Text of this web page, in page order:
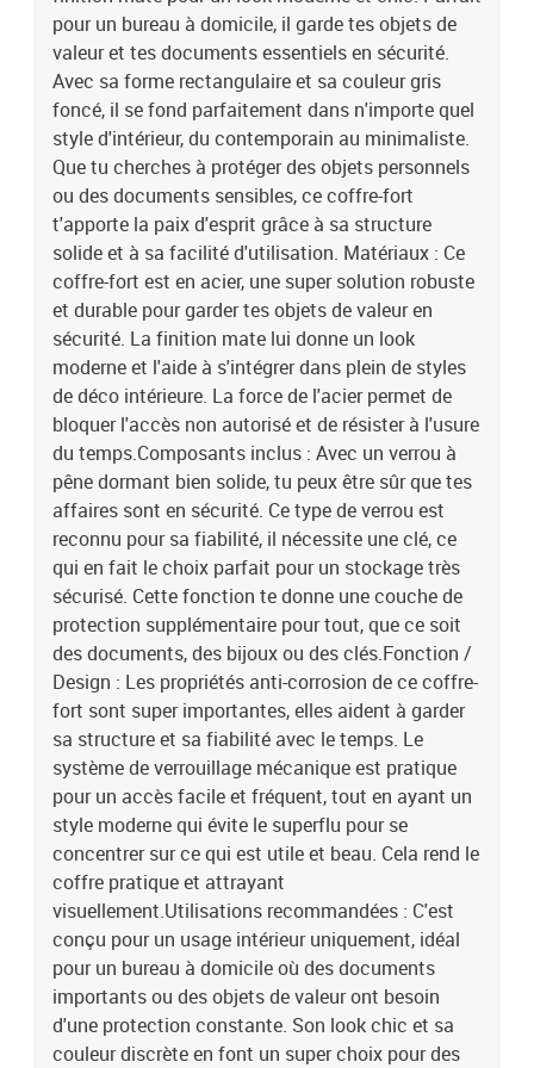
système de verrouillage pour que ça fonctionne bien et prolonger
la vie du coffre. Ça aide aussi à garder son aspect et sa structure.
Couleur: Gris foncéMatériau: AcierDimensions globales: 35 x 25 x
25 cm (L x l x H)Poids: 6,34 kgDurableRésistant à laSerrure
mécanique fiableStockage intelligent et installation facileProtège
tes objets de valeur partoutAvec 1 verrou à pêne dormantUsage
intérieur uniquementContenant de la livraison:1 x coffre-fort2 x
clé4 x boulon de fixation1 x tapis grisEAN: 8721288623805SKU:
42011315Brand: vidaXL
pour un bureau à domicile, il garde tes objets de
valeur et tes documents essentiels en sécurité.
Avec sa forme rectangulaire et sa couleur gris
foncé, il se fond parfaitement dans n'importe quel
style d'intérieur, du contemporain au minimaliste.
Que tu cherches à protéger des objets personnels
ou des documents sensibles, ce coffre-fort
t'apporte la paix d'esprit grâce à sa structure
solide et à sa facilité d'utilisation. Matériaux : Ce
coffre-fort est en acier, une super solution robuste
et durable pour garder tes objets de valeur en
sécurité. La finition mate lui donne un look
moderne et l'aide à s'intégrer dans plein de styles
de déco intérieure. La force de l'acier permet de
bloquer l'accès non autorisé et de résister à l'usure
du temps.Composants inclus : Avec un verrou à
pêne dormant bien solide, tu peux être sûr que tes
affaires sont en sécurité. Ce type de verrou est
reconnu pour sa fiabilité, il nécessite une clé, ce
qui en fait le choix parfait pour un stockage très
sécurisé. Cette fonction te donne une couche de
protection supplémentaire pour tout, que ce soit
des documents, des bijoux ou des clés.Fonction /
Design : Les propriétés anti-corrosion de ce coffre-
fort sont super importantes, elles aident à garder
sa structure et sa fiabilité avec le temps. Le
système de verrouillage mécanique est pratique
pour un accès facile et fréquent, tout en ayant un
style moderne qui évite le superflu pour se
concentrer sur ce qui est utile et beau. Cela rend le
coffre pratique et attrayant
visuellement.Utilisations recommandées : C'est
conçu pour un usage intérieur uniquement, idéal
pour un bureau à domicile où des documents
importants ou des objets de valeur ont besoin
d'une protection constante. Son look chic et sa
couleur discrète en font un super choix pour des